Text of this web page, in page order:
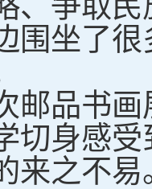
围坐了
品书画
切身感
来之不易